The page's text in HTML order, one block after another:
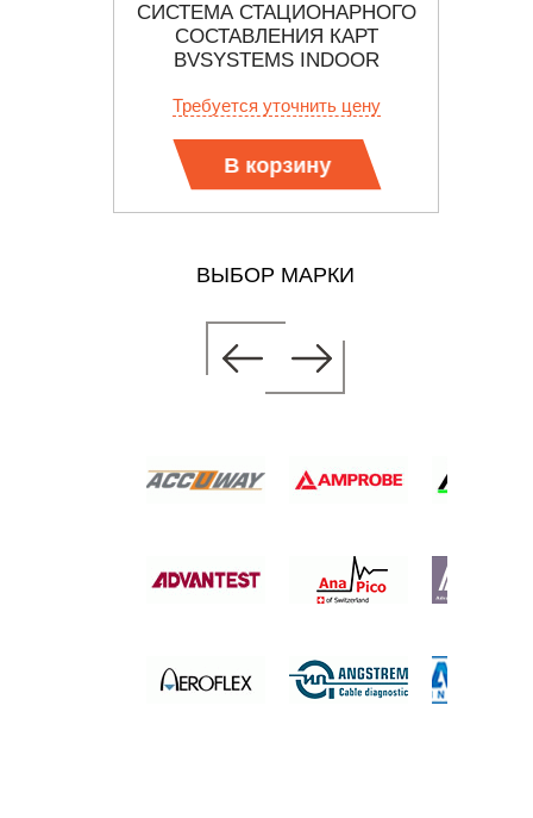
СИСТЕМА СТАЦИОНАРНОГО
СОСТАВЛЕНИЯ КАРТ
BVSYSTEMS INDOOR
Требуется уточнить цену
В корзину
ВЫБОР МАРКИ